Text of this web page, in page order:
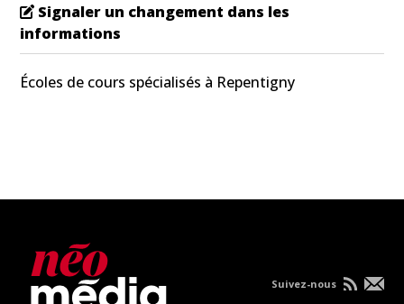
Signaler un changement dans les
informations
Écoles de cours spécialisés à Repentigny
Suivez-nous